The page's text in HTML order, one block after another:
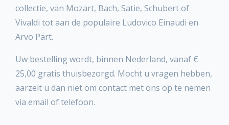
collectie, van Mozart, Bach, Satie, Schubert of
Vivaldi tot aan de populaire Ludovico Einaudi en
Arvo Pärt.
Uw bestelling wordt, binnen Nederland, vanaf €
25,00 gratis thuisbezorgd. Mocht u vragen hebben,
aarzelt u dan niet om contact met ons op te nemen
via email of telefoon.